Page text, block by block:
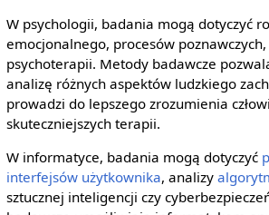
W psychologii, badania mogą dotyczyć
emocjonalnego, procesów
psychoterapii. Metody badawcze
analizę różnych aspektów ludzkiego
prowadzi do lepszego zrozumienia
skuteczniejszych terapii.
W informatyce, badania mogą dotyczyć
interfejsów użytkownika, analizy
sztucznej inteligencji czy